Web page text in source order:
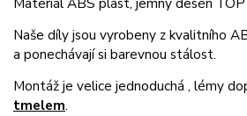
Naše díly jsou vyrobeny z kvalitního
a ponechávají si barevnou stálost.
Montáž je velice jednoduchá , lémy
tmelem.